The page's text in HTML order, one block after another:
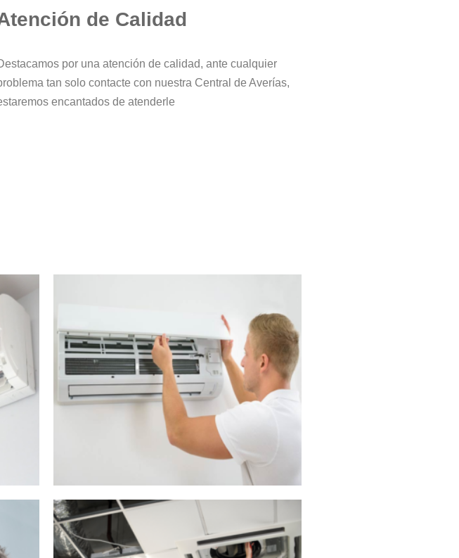
de Calidad
por una atención de calidad, ante cualquier
tan solo contacte con nuestra Central de Averías,
encantados de atenderle